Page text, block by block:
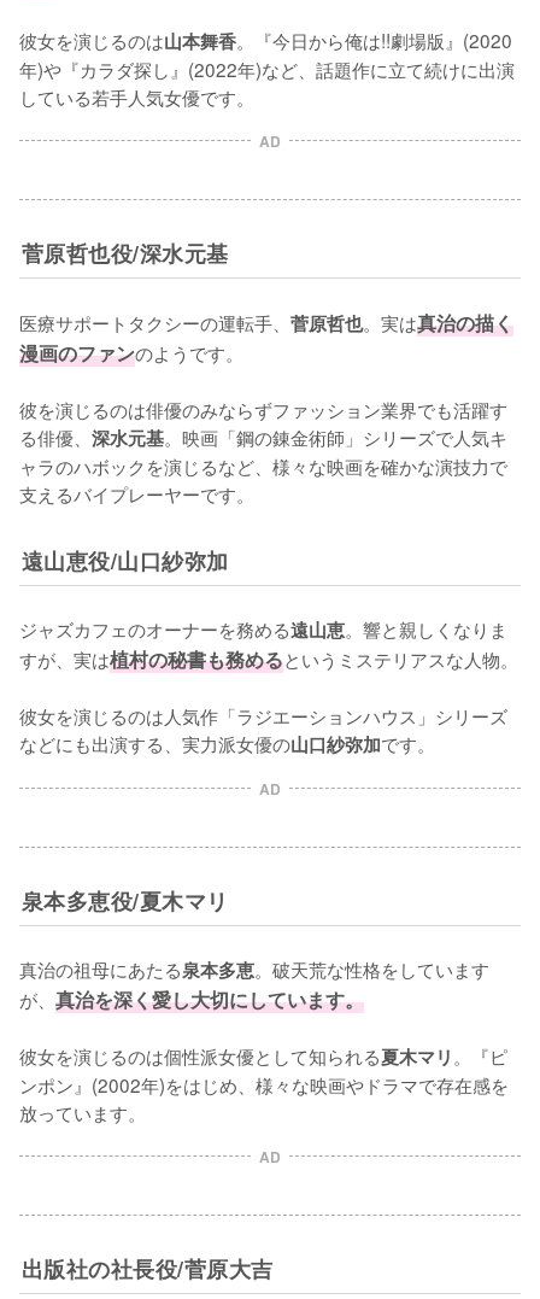
彼女を演じるのは山本舞香。『今日から俺は!!劇場版』(2020
年)や『カラダ探し』(2022年)など、話題作に立て続けに出演
している若手人気女優です。
AD
菅原哲也役/深水元基
医療サポートタクシーの運転手、 菅原哲也。実は真治の描く
漫画のファンのようです。
彼を演じるのは俳優のみならずファッション業界でも活躍す
る俳優、 深水元基。映画「鋼の錬金術師」シリーズで人気キ
ャラのハボックを演じるなど、様々な映画を確かな演技力で
支えるバイプレーヤーです。
遠山恵役/山口紗弥加
ジャズカフェのオーナーを務める遠山恵。響と親しくなりま
すが、実は植村の秘書も務めるというミステリアスな人物。
彼女を演じるのは人気作「ラジエーションハウス」シリーズ
などにも出演する、実力派女優の山口紗弥加です。
AD
泉本多恵役/夏木マリ
真治の祖母にあたる泉本多恵。破天荒な性格をしています
が、 真治を深く愛し大切にしています。
彼女を演じるのは個性派女優として知られる夏木マリ。『ピ
ンポン』(2002年)をはじめ、様々な映画やドラマで存在感を
放っています。
AD
出版社の社長役/菅原大吉